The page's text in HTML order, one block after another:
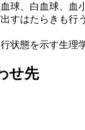
球、白血球、
すはたらきも行う
状態を示す生理
せ先